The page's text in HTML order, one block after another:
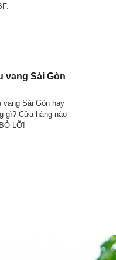
vang Sài Gòn
vang Sài Gòn hay
gì? Cửa hàng nào
LỠ!